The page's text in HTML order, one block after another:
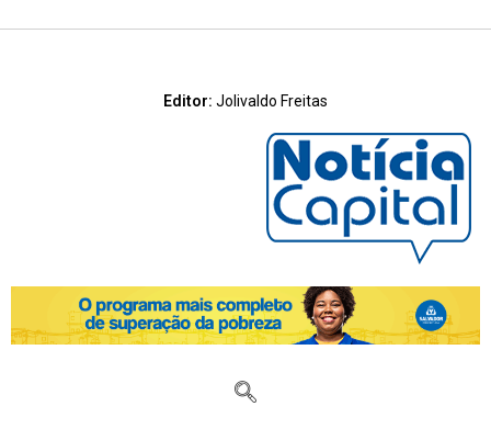
Editor: Jolivaldo Freitas